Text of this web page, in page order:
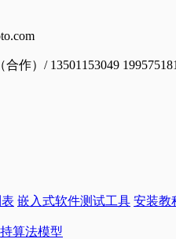
嵌入式软件测试工具 安装教
算法模型